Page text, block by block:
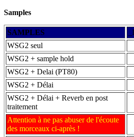
Samples
SAMPLES
WSG2 seul
WSG2 + sample hold
WSG2 + Delai (PT80)
WSG2 + Délai
WSG2 + Délai + Reverb en post
traitement
Attention à ne pas abuser de l'écoute
des morceaux ci-après !